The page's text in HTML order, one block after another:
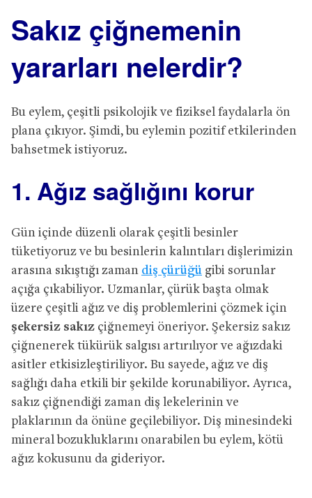
Sakız çiğnemenin
yararları nelerdir?
Bu eylem, çeşitli psikolojik ve fiziksel faydalarla ön
plana çıkıyor. Şimdi, bu eylemin pozitif etkilerinden
bahsetmek istiyoruz.
1. Ağız sağlığını korur
Gün içinde düzenli olarak çeşitli besinler
tüketiyoruz ve bu besinlerin kalıntıları dişlerimizin
arasına sıkıştığı zaman diş çürüğü gibi sorunlar
açığa çıkabiliyor. Uzmanlar, çürük başta olmak
üzere çeşitli ağız ve diş problemlerini çözmek için
şekersiz sakız çiğnemeyi öneriyor. Şekersiz sakız
çiğnenerek tükürük salgısı artırılıyor ve ağızdaki
asitler etkisizleştiriliyor. Bu sayede, ağız ve diş
sağlığı daha etkili bir şekilde korunabiliyor. Ayrıca,
sakız çiğnendiği zaman diş lekelerinin ve
plaklarının da önüne geçilebiliyor. Diş minesindeki
mineral bozukluklarını onarabilen bu eylem, kötü
ağız kokusunu da gideriyor.